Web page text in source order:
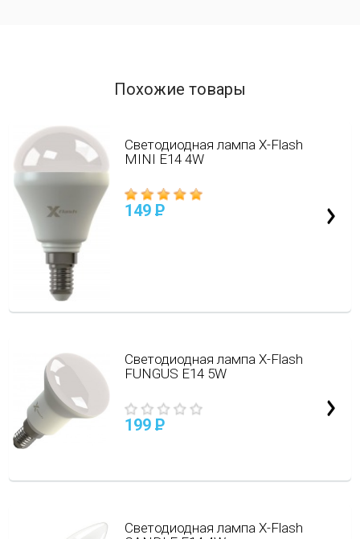
Похожие товары
Светодиодная лампа X-Flash
MINI E14 4W
149 P
Светодиодная лампа X-Flash
FUNGUS E14 5W
199 P
Светодиодная лампа X-Flash